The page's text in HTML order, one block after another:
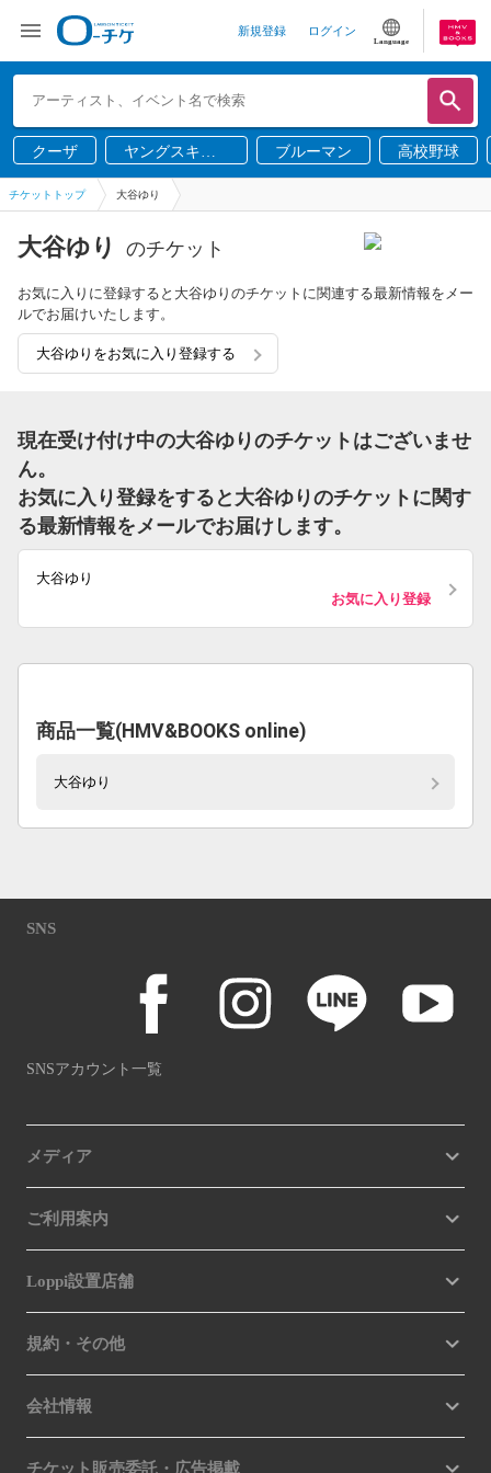
新規登録 ログイン
Language
クーザ
ヤングスキニ
ー
ブルーマン 高校野球
チケットトップ 大谷ゆり
大谷ゆり のチケット
お気に入りに登録すると大谷ゆりのチケットに関連する最新情報をメー
ルでお届けいたします。
大谷ゆりをお気に入り登録する
現在受け付け中の大谷ゆりのチケットはございませ
ん。
お気に入り登録をすると大谷ゆりのチケットに関す
る最新情報をメールでお届けします。
大谷ゆり
お気に入り登録
商品一覧(HMV&BOOKS online)
大谷ゆり
SNS
SNSアカウント一覧
メディア
ご利用案内
Loppi設置店舗
規約・その他
会社情報
チケット販売委託・広告掲載